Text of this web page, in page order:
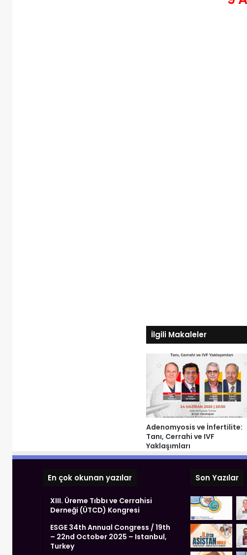
İlgili Makaleler
Adenomyosis ve İnfertilite:
Tanı, Cerrahi ve IVF
Yaklaşımları
En çok okunan yazılar
XIII. Üreme Tıbbı ve Cerrahisi
Derneği (ÜTCD) Kongresi
ESGE 34th Annual Congress / 19th
– 22nd October 2025 – Istanbul,
Turkey
Son Yazılar